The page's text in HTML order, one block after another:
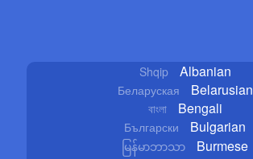
Shqip Albanian
Беларуская Belarusian
বাংলা Bengali
Български Bulgarian
မြန်မာဘာသာ Burmese